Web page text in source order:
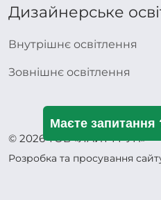
Дизайнерське
Внутрішнє освітлення
Зовнішнє освітлення
© 2026 ТОВ «ЛАЙТ ГРУП»
Розробка та просування
Маєте запитання